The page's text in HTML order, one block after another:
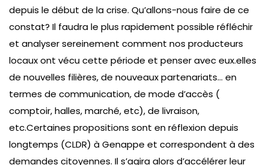
depuis le début de la crise. Qu’allons-nous faire de ce
constat? Il faudra le plus rapidement possible réfléchir
et analyser sereinement comment nos producteurs
locaux ont vécu cette période et penser avec eux.elles
de nouvelles filières, de nouveaux partenariats… en
termes de communication, de mode d’accès (
comptoir, halles, marché, etc), de livraison,
etc.Certaines propositions sont en réflexion depuis
longtemps (CLDR) à Genappe et correspondent à des
demandes citoyennes. Il s’agira alors d’accélérer leur